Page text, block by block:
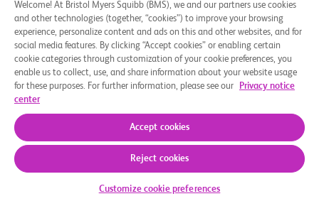
Welcome! At Bristol Myers Squibb (BMS), we and our partners use cookies
and other technologies (together, “cookies”) to improve your browsing
experience, personalize content and ads on this and other websites, and for
social media features. By clicking “Accept cookies” or enabling certain
cookie categories through customization of your cookie preferences, you
enable us to collect, use, and share information about your website usage
for these purposes. For further information, please see our
Privacy notice
center
Accept cookies
Reject cookies
Customize cookie preferences